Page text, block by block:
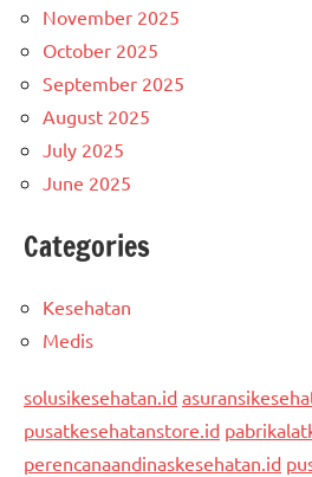
November 2025
October 2025
September 2025
August 2025
July 2025
June 2025
Categories
Kesehatan
Medis
solusikesehatan.id
pusatkesehatanstore.id
perencanaandinaskesehatan.id